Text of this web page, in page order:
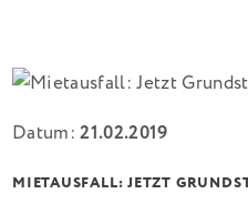
Datum:21.02.2019
MIETAUSFALL: JETZT